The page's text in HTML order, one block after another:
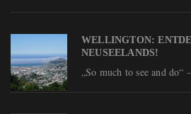
WELLINGTON:
NEUSEELANDS!
„So much to see and